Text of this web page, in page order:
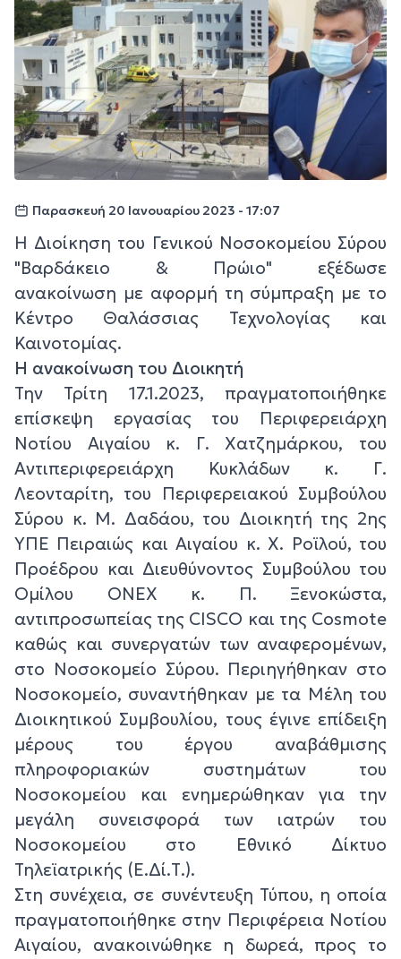
Παρασκευή 20 Ιανουαρίου 2023 - 17:07
Η Διοίκηση του Γενικού Νοσοκομείου Σύρου
"Βαρδάκειο & Πρώιο" εξέδωσε
ανακοίνωση με αφορμή τη σύμπραξη με το
Κέντρο Θαλάσσιας Τεχνολογίας και
Καινοτομίας.
Η ανακοίνωση του Διοικητή
Την Τρίτη 17.1.2023, πραγματοποιήθηκε
επίσκεψη εργασίας του Περιφερειάρχη
Νοτίου Αιγαίου κ. Γ. Χατζημάρκου, του
Αντιπεριφερειάρχη Κυκλάδων κ. Γ.
Λεονταρίτη, του Περιφερειακού Συμβούλου
Σύρου κ. Μ. Δαδάου, του Διοικητή της 2ης
ΥΠΕ Πειραιώς και Αιγαίου κ. Χ. Ροϊλού, του
Προέδρου και Διευθύνοντος Συμβούλου του
Ομίλου ΟΝΕΧ κ. Π. Ξενοκώστα,
αντιπροσωπείας της CISCO και της Cosmote
καθώς και συνεργατών των αναφερομένων,
στο Νοσοκομείο Σύρου. Περιηγήθηκαν στο
Νοσοκομείο, συναντήθηκαν με τα Μέλη του
Διοικητικού Συμβουλίου, τους έγινε επίδειξη
μέρους του έργου αναβάθμισης
πληροφοριακών συστημάτων του
Νοσοκομείου και ενημερώθηκαν για την
μεγάλη συνεισφορά των ιατρών του
Νοσοκομείου στο Εθνικό Δίκτυο
Τηλεϊατρικής (Ε.Δί.Τ.).
Στη συνέχεια, σε συνέντευξη Τύπου, η οποία
πραγματοποιήθηκε στην Περιφέρεια Νοτίου
Αιγαίου, ανακοινώθηκε η δωρεά, προς το